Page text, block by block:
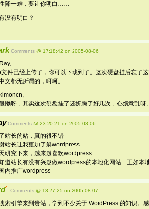
降一难，要让你明白……
没有明白？
Comments @ 17:18:42 on 2005-08-06
文件已经上传了，你可以下载到了。这次硬盘挂后忘了
文都无所谓的，呵呵。
懒呀，其实这次硬盘挂了还折腾了好几次，心烦意乱
Comments @ 23:20:21 on 2005-08-06
站长的站，真的很不错
站长让我更加了解wordpress
研究下来，越来越喜欢wordpress
道站长有没有兴趣做wordpress的本地化网站，正如本
内推广wordpress
Comments @ 13:27:25 on 2005-08-07
索引擎来到贵站，学到不少关于 WordPress 的知识。